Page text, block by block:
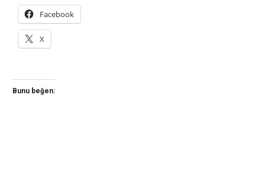
Facebook
X
Bunu beğen: